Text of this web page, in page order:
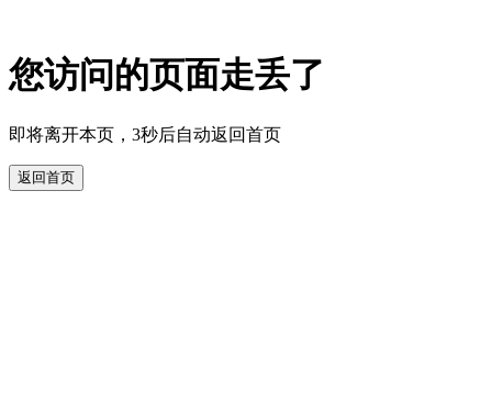
您访问的页面走丢了
即将离开本页，3秒后自动返回首页
返回首页